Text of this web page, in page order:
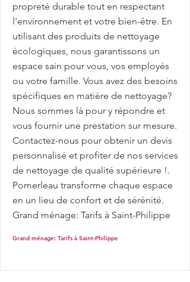
propreté durable tout en respectant
l'environnement et votre bien-être. En
utilisant des produits de nettoyage
écologiques, nous garantissons un
espace sain pour vous, vos employés
ou votre famille. Vous avez des besoins
spécifiques en matière de nettoyage?
Nous sommes là pour y répondre et
vous fournir une prestation sur mesure.
Contactez-nous pour obtenir un devis
personnalisé et profiter de nos services
de nettoyage de qualité supérieure !.
Pomerleau transforme chaque espace
en un lieu de confort et de sérénité.
Grand ménage: Tarifs à Saint-Philippe
Grand ménage: Tarifs à Saint-Philippe